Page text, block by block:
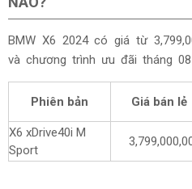
BMW X6 2024 có giá từ
và chương trình ưu đãi tháng
Phiên bản Giá bán lẻ
X6 xDrive40i M
Sport